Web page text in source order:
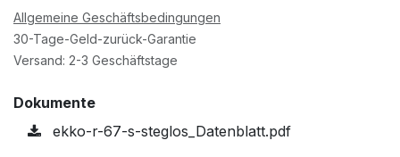
Allgemeine Geschäftsbedingungen
30-Tage-Geld-zurück-Garantie
Versand: 2-3 Geschäftstage
Dokumente
ekko-r-67-s-steglos_Datenblatt.pdf